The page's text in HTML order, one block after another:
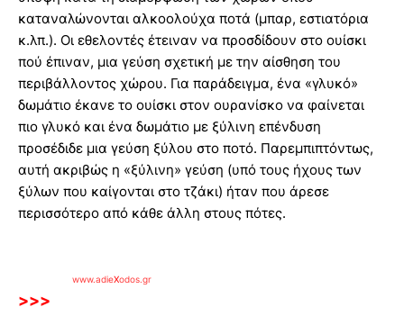
καταναλώνονται αλκοολούχα ποτά (μπαρ, εστιατόρια
κ.λπ.). Οι εθελοντές έτειναν να προσδίδουν στο ουίσκι
πού έπιναν, μια γεύση σχετική με την αίσθηση του
περιβάλλοντος χώρου. Για παράδειγμα, ένα «γλυκό»
δωμάτιο έκανε το ουίσκι στον ουρανίσκο να φαίνεται
πιο γλυκό και ένα δωμάτιο με ξύλινη επένδυση
προσέδιδε μια γεύση ξύλου στο ποτό. Παρεμπιπτόντως,
αυτή ακριβώς η «ξύλινη» γεύση (υπό τους ήχους των
ξύλων που καίγονται στο τζάκι) ήταν που άρεσε
περισσότερο από κάθε άλλη στους πότες.
www.adieXodos.gr
>>>